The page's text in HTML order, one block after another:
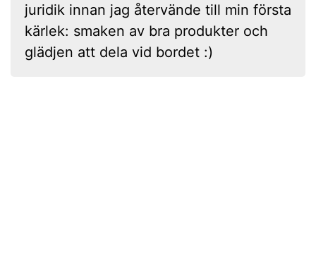
juridik innan jag återvände till min första
kärlek: smaken av bra produkter och
glädjen att dela vid bordet :)